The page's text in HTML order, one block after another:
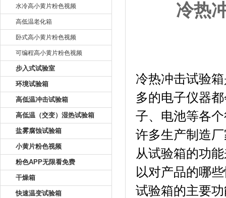
水冷高小黄片粉色视频
高低温老化箱
卧式高小黄片粉色视频
可编程高小黄片粉色视频
步入式试验室
环境试验箱
高低温冲击试验箱
高低温（交变）湿热试验箱
盐雾腐蚀试验箱
小黄片粉色视频
粉色APP无限看免费
干燥箱
快速温变试验箱
冷热
冷热冲击试验箱
多的电子仪器都会
子、电池等
许多生产制造厂
从试验箱的功能
以对产品的哪些
试验箱的主要功